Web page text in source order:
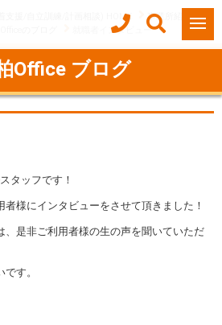
支援/自立訓練/計画相談) HOME
事業所紹介
就職者インタビュー
Office ブログ
タッフです！
様にインタビューをさせて頂きました！
、是非ご利用者様の生の声を聞いていただ
す。